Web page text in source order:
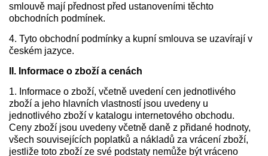
smlouvě mají přednost před ustanoveními těchto
obchodních podmínek.
4. Tyto obchodní podmínky a kupní smlouva se uzavírají v
českém jazyce.
II. Informace o zboží a cenách
1. Informace o zboží, včetně uvedení cen jednotlivého
zboží a jeho hlavních vlastností jsou uvedeny u
jednotlivého zboží v katalogu internetového obchodu.
Ceny zboží jsou uvedeny včetně daně z přidané hodnoty,
všech souvisejících poplatků a nákladů za vrácení zboží,
jestliže toto zboží ze své podstaty nemůže být vráceno